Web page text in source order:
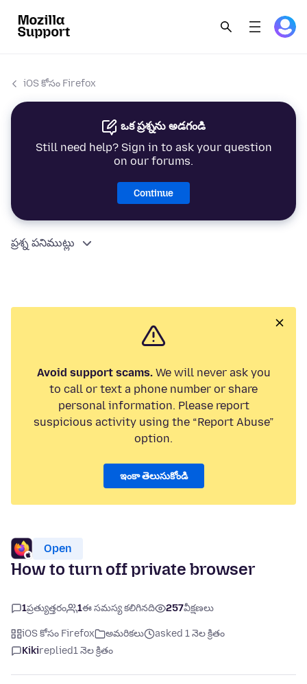
iOS కోసం Firefox
ఒక ప్రశ్నను అడగండి
Still need help? Sign in to ask your question
on our forums.
Continue
ప్రశ్న పనిముట్లు
Avoid support scams.We will never ask you
to call or text a phone number or share
personal information. Please report
suspicious activity using the “Report Abuse”
option.
ఇంకా తెలుసుకోండి
Open
How to turn off private browser
1ప్రత్యుత్తరం 1ఈ సమస్య కలిగినది 257వీక్షణలు
iOS కోసం Firefox అమరికలు
asked 1 నెల క్రితం
Kikireplied1 నెల క్రితం